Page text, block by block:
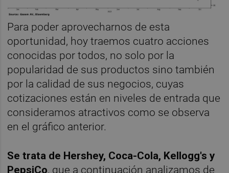
Para poder aprovecharnos de esta
oportunidad, hoy traemos cuatro acciones
conocidas por todos, no solo por la
popularidad de sus productos sino también
por la calidad de sus negocios, cuyas
cotizaciones están en niveles de entrada que
consideramos atractivos como se observa
en el gráfico anterior.
Se trata de Hershey, Coca-Cola, Kellogg's y
PepsiCo, que a continuación analizamos de